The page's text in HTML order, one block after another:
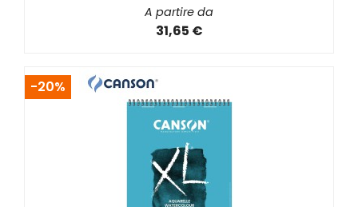
A partire da
31,65 €
-20%